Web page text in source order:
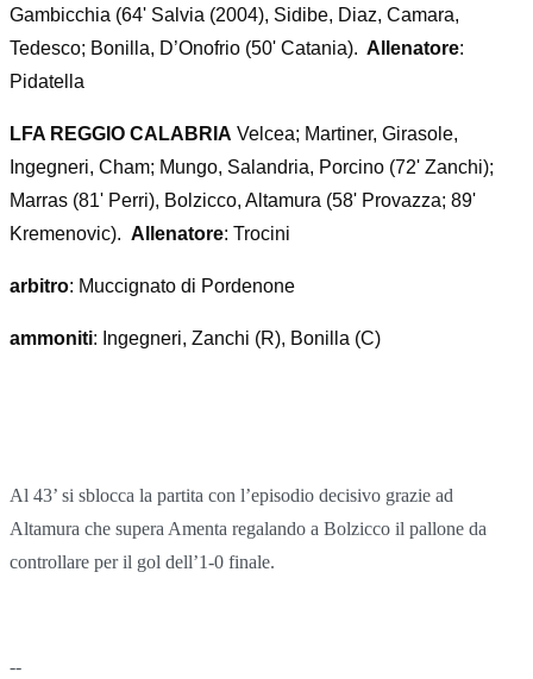
Gambicchia (64' Salvia (2004), Sidibe, Diaz, Camara,
Tedesco; Bonilla, D’Onofrio (50' Catania). Allenatore:
Pidatella
LFA REGGIO CALABRIA Velcea; Martiner, Girasole,
Ingegneri, Cham; Mungo, Salandria, Porcino (72' Zanchi);
Marras (81' Perri), Bolzicco, Altamura (58' Provazza; 89'
Kremenovic). Allenatore: Trocini
arbitro: Muccignato di Pordenone
ammoniti: Ingegneri, Zanchi (R), Bonilla (C)
Al 43’ si sblocca la partita con l’episodio decisivo grazie ad
Altamura che supera Amenta regalando a Bolzicco il pallone da
controllare per il gol dell’1-0 finale.
--